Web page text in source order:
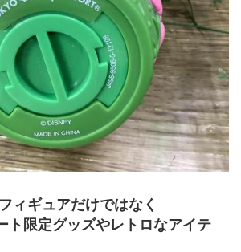
ィギュアだけではなく
ト限定グッズやレトロなアイテ